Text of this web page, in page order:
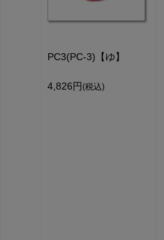
PC3(PC-3)【ゆ】
4,826円 (税込)